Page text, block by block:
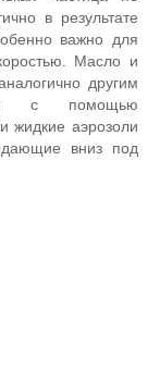
в результате
важно для
Масло и
другим
с помощью
жидкие аэрозоли
вниз под